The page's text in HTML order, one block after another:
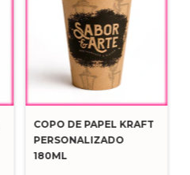
COPO DE PAPEL KRAFT
PERSONALIZADO
180ML